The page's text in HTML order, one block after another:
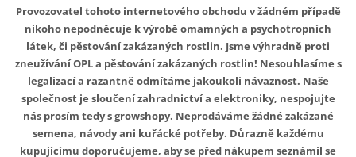
Provozovatel tohoto internetového obchodu v žádném případě
nikoho nepodněcuje k výrobě omamných a psychotropních
látek, či pěstování zakázaných rostlin. Jsme výhradně proti
zneužívání OPL a pěstování zakázaných rostlin! Nesouhlasíme s
legalizací a razantně odmítáme jakoukoli návaznost. Naše
společnost je sloučení zahradnictví a elektroniky, nespojujte
nás prosím tedy s growshopy. Neprodáváme žádné zakázané
semena, návody ani kuřácké potřeby. Důrazně každému
kupujícímu doporučujeme, aby se před nákupem seznámil se